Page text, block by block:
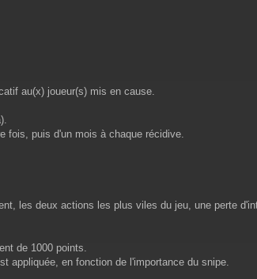
au(x) joueur(s) mis en cause.
fois, puis d'un mois à chaque récidive.
les deux actions les plus viles du jeu, une perte
de 1000 points.
appliquée, en fonction de l'importance du snipe.